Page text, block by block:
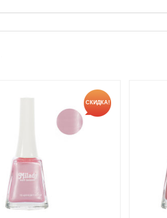
СКИДКА!